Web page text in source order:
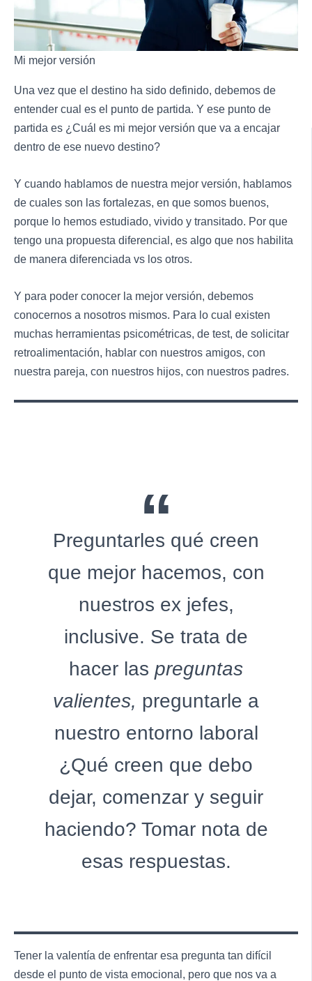
Mi mejor versión
Una vez que el destino ha sido definido, debemos de
entender cual es el punto de partida. Y ese punto de
partida es ¿Cuál es mi mejor versión que va a encajar
dentro de ese nuevo destino?
Y cuando hablamos de nuestra mejor versión, hablamos
de cuales son las fortalezas, en que somos buenos,
porque lo hemos estudiado, vivido y transitado. Por que
tengo una propuesta diferencial, es algo que nos habilita
de manera diferenciada vs los otros.
Y para poder conocer la mejor versión, debemos
conocernos a nosotros mismos. Para lo cual existen
muchas herramientas psicométricas, de test, de solicitar
retroalimentación, hablar con nuestros amigos, con
nuestra pareja, con nuestros hijos, con nuestros padres.
Preguntarles qué creen
que mejor hacemos, con
nuestros ex jefes,
inclusive. Se trata de
hacer las preguntas
valientes, preguntarle a
nuestro entorno laboral
¿Qué creen que debo
dejar, comenzar y seguir
haciendo? Tomar nota de
esas respuestas.
Tener la valentía de enfrentar esa pregunta tan difícil
desde el punto de vista emocional, pero que nos va a